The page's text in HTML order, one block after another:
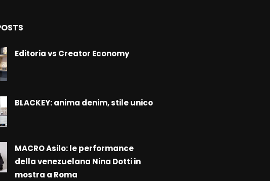
Editoria vs Creator Economy
BLACKEY: anima denim, stile unico
MACRO Asilo: le performance
della venezuelana Nina Dotti in
mostra a Roma